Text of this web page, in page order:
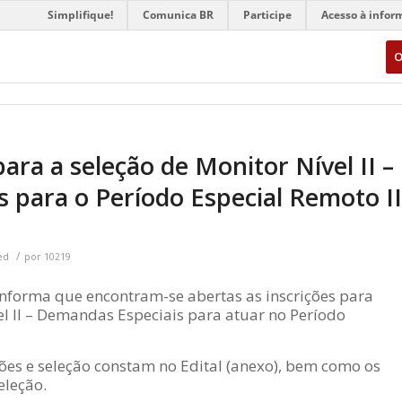
Simplifique! Comunica BR Participe Acesso à
a seleção de Monitor Nível II –
para o Período Especial Remoto II
/ por 10219
que encontram-se abertas as inscrições para
II – Demandas Especiais para atuar no Período
e seleção constam no Edital (anexo), bem como os